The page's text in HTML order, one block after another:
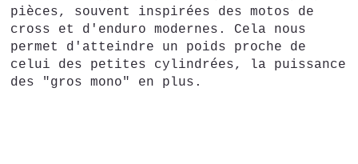
pièces, souvent inspirées des motos de
cross et d'enduro modernes. Cela nous
permet d'atteindre un poids proche de
celui des petites cylindrées, la puissance
des "gros mono" en plus.